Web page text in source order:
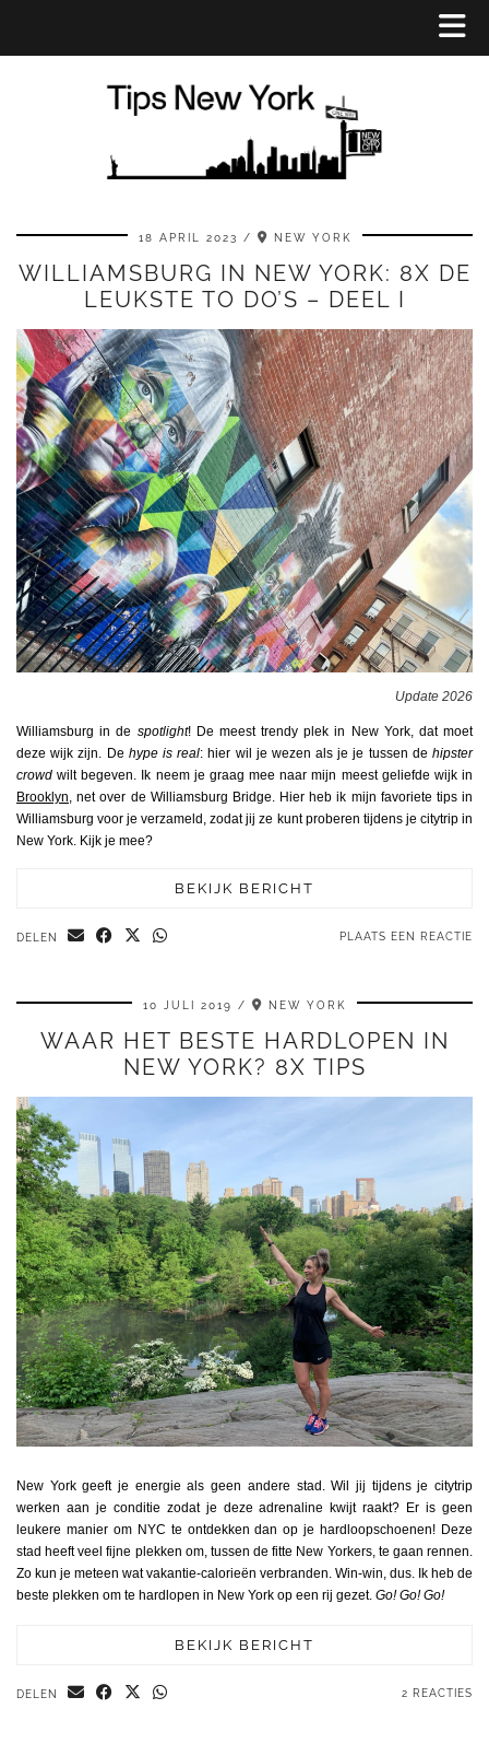
18 APRIL 2023 NEW YORK
WILLIAMSBURG IN NEW YORK: 8X DE
LEUKSTE TO DO’S – DEEL I
Update 2026
Williamsburg in de spotlight! De meest trendy plek in New York, dat moet
deze wijk zijn. De hype is real: hier wil je wezen als je je tussen de hipster
crowd wilt begeven. Ik neem je graag mee naar mijn meest geliefde wijk in
Brooklyn , net over de Williamsburg Bridge. Hier heb ik mijn favoriete tips in
Williamsburg voor je verzameld, zodat jij ze kunt proberen tijdens je citytrip in
New York. Kijk je mee?
BEKIJK BERICHT
DELEN PLAATS EEN REACTIE
10 JULI 2019 NEW YORK
WAAR HET BESTE HARDLOPEN IN
NEW YORK? 8X TIPS
New York geeft je energie als geen andere stad. Wil jij tijdens je citytrip
werken aan je conditie zodat je deze adrenaline kwijt raakt? Er is geen
leukere manier om NYC te ontdekken dan op je hardloopschoenen! Deze
stad heeft veel fijne plekken om, tussen de fitte New Yorkers, te gaan rennen.
Zo kun je meteen wat vakantie-calorieën verbranden. Win-win, dus. Ik heb de
beste plekken om te hardlopen in New York op een rij gezet. Go! Go! Go!
BEKIJK BERICHT
DELEN 2 REACTIES